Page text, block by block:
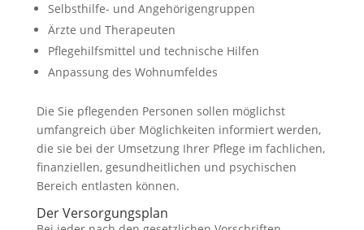
Selbsthilfe- und Angehörigengruppen
Ärzte und Therapeuten
Pflegehilfsmittel und technische Hilfen
Anpassung des Wohnumfeldes
Die Sie pflegenden Personen sollen möglichst
umfangreich über Möglichkeiten informiert werden,
die sie bei der Umsetzung Ihrer Pflege im fachlichen,
finanziellen, gesundheitlichen und psychischen
Bereich entlasten können.
Der Versorgungsplan